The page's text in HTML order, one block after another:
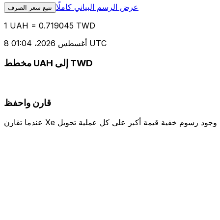
تتبع سعر الصرف عرض الرسم البياني كاملًا
1 UAH = 0.719045 TWD
8 أغسطس 2026، 01:04 UTC
مخطط UAH إلى TWD
قارن واحفظ